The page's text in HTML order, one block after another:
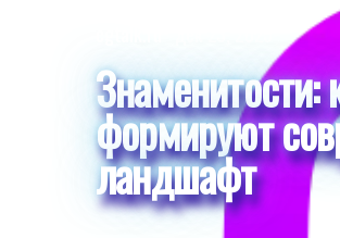
Знаменитости:
формируют
ландшафт